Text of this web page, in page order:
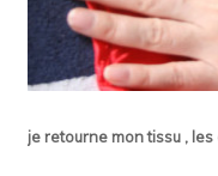
je retourne mon tissu ,